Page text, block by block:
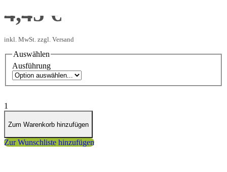
4,45 €
inkl. MwSt. zzgl. Versand
Auswählen
Ausführung
1
Zum Warenkorb hinzufügen
Zur Wunschliste hinzufügen